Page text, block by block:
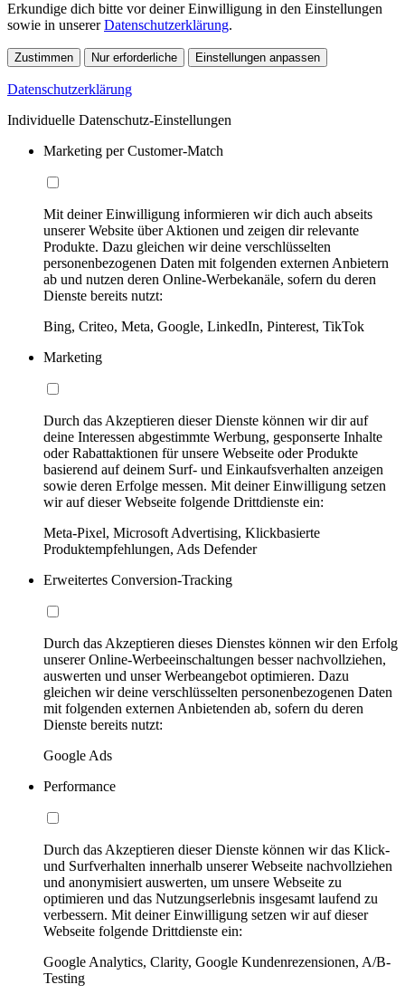
Erkundige dich bitte vor deiner Einwilligung in den Einstellungen
sowie in unsererDatenschutzerklärung.
Zustimmen Nur erforderliche Einstellungen anpassen
Datenschutzerklärung
Individuelle Datenschutz-Einstellungen
Marketing per Customer-Match
Mit deiner Einwilligung informieren wir dich auch abseits
unserer Website über Aktionen und zeigen dir relevante
Produkte. Dazu gleichen wir deine verschlüsselten
personenbezogenen Daten mit folgenden externen Anbietern
ab und nutzen deren Online-Werbekanäle, sofern du deren
Dienste bereits nutzt:
Bing, Criteo, Meta, Google, LinkedIn, Pinterest, TikTok
Marketing
Durch das Akzeptieren dieser Dienste können wir dir auf
deine Interessen abgestimmte Werbung, gesponserte Inhalte
oder Rabattaktionen für unsere Webseite oder Produkte
basierend auf deinem Surf- und Einkaufsverhalten anzeigen
sowie deren Erfolge messen. Mit deiner Einwilligung setzen
wir auf dieser Webseite folgende Drittdienste ein:
Meta-Pixel, Microsoft Advertising, Klickbasierte
Produktempfehlungen, Ads Defender
Erweitertes Conversion-Tracking
Durch das Akzeptieren dieses Dienstes können wir den Erfolg
unserer Online-Werbeeinschaltungen besser nachvollziehen,
auswerten und unser Werbeangebot optimieren. Dazu
gleichen wir deine verschlüsselten personenbezogenen Daten
mit folgenden externen Anbietenden ab, sofern du deren
Dienste bereits nutzt:
Google Ads
Performance
Durch das Akzeptieren dieser Dienste können wir das Klick-
und Surfverhalten innerhalb unserer Webseite nachvollziehen
und anonymisiert auswerten, um unsere Webseite zu
optimieren und das Nutzungserlebnis insgesamt laufend zu
verbessern. Mit deiner Einwilligung setzen wir auf dieser
Webseite folgende Drittdienste ein:
Google Analytics, Clarity, Google Kundenrezensionen, A/B-
Testing